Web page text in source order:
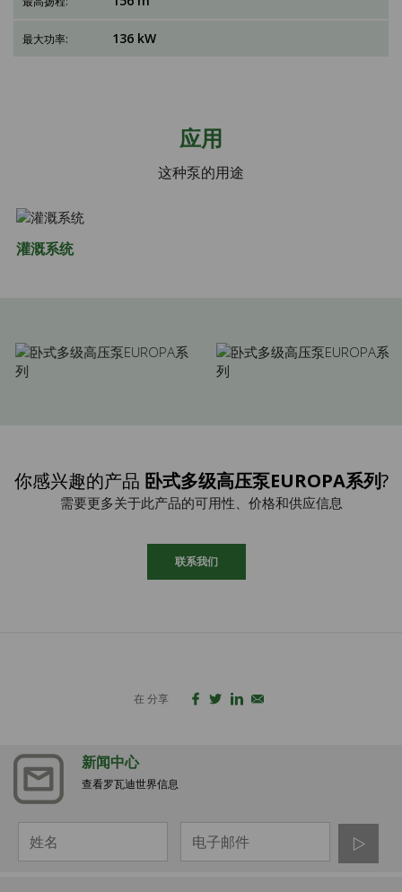
136 kW
应用
这种泵的用途
灌溉系统
你感兴趣的产品 卧式多级高压泵EUROPA系列?
需要更多关于此产品的可用性、价格和供应信息
联系我们
在 分享
新闻中心
查看罗瓦迪世界信息